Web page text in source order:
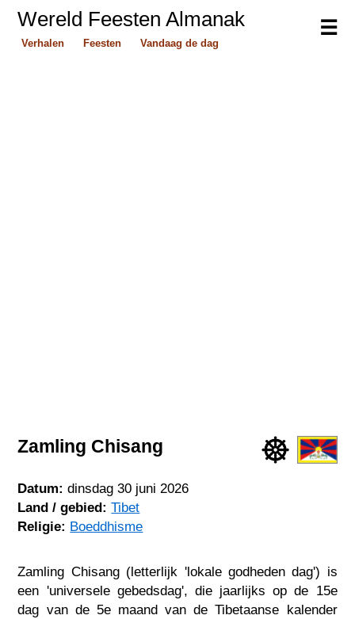
☰
Wereld Feesten Almanak
Verhalen Feesten Vandaag de dag
Zamling Chisang
Datum: dinsdag 30 juni 2026
Land / gebied: Tibet
Religie: Boeddhisme
Zamling Chisang (letterlijk 'lokale godheden dag') is
een 'universele gebedsdag', die jaarlijks op de 15e
dag van de 5e maand van de Tibetaanse kalender